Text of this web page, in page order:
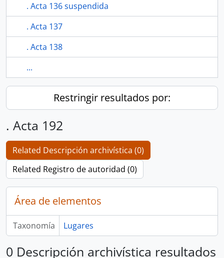
. Acta 136 suspendida
. Acta 137
. Acta 138
...
Restringir resultados por:
. Acta 192
Related Descripción archivística (0)
Related Registro de autoridad (0)
Área de elementos
Taxonomía Lugares
0 Descripción archivística resultados